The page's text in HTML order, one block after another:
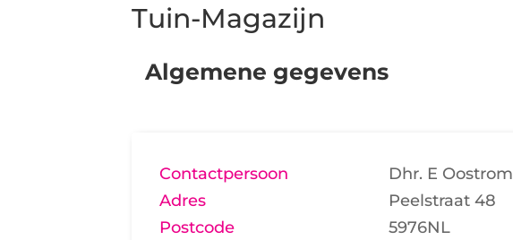
Tuin-Magazijn
Algemene gegevens
Contactpersoon
Dhr. E Oostrom
Adres
Peelstraat 48
Postcode
5976NL